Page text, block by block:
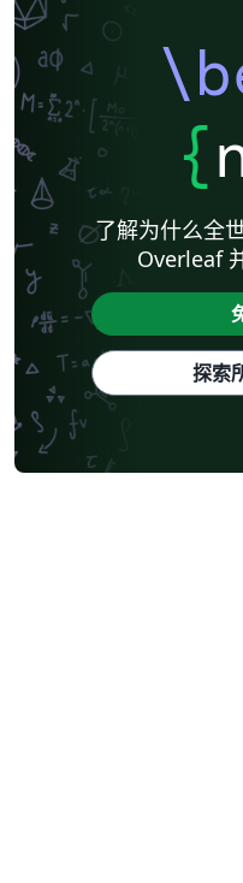
{
了解为什么全
Overleaf
探索